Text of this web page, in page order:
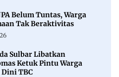
Belum Tuntas, Warga
Tak Beraktivitas
Sulbar Libatkan
Ketuk Pintu Warga
TBC